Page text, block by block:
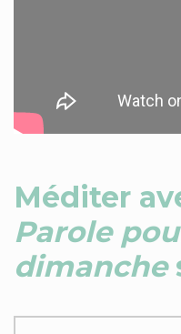
Méditer
Parole
dimanche